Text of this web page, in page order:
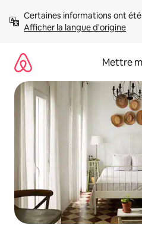
directement
Afficher la langue d'origine
Mettre